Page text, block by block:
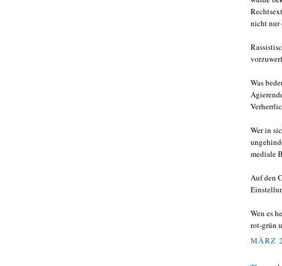
nicht nur
Was
Wer in
mediale
Auf den
Wen es
rot-grün
MÄRZ